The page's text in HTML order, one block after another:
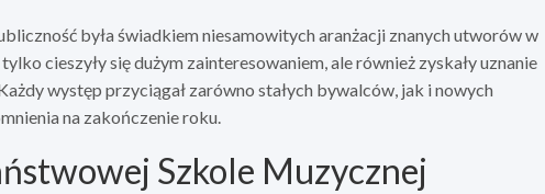
była świadkiem niesamowitych aranżacji znanych utworów w
cieszyły się dużym zainteresowaniem, ale również zyskały uznanie
występ przyciągał zarówno stałych bywalców, jak i nowych
na zakończenie roku.
Szkole Muzycznej